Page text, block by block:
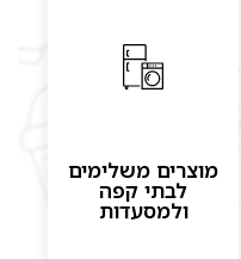
מוצרים משלימים
לבתי קפה
ולמסעדות